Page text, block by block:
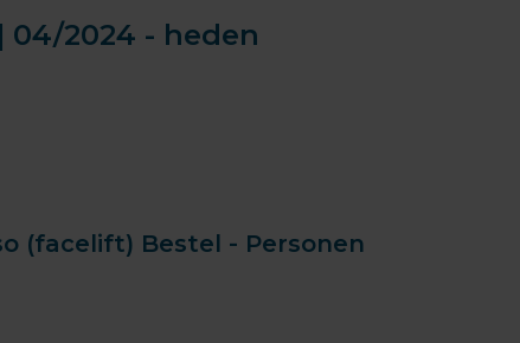
04/2024 - heden
(facelift) Bestel - Personen